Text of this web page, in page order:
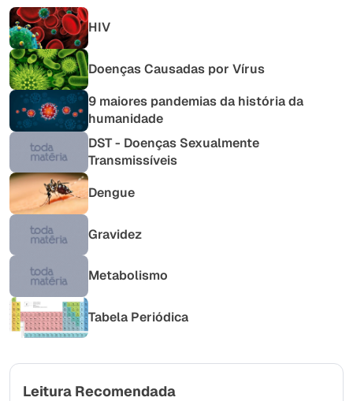
HIV
Doenças Causadas por Vírus
9 maiores pandemias da história da
humanidade
DST - Doenças Sexualmente
Transmissíveis
Dengue
Gravidez
Metabolismo
Tabela Periódica
Leitura Recomendada